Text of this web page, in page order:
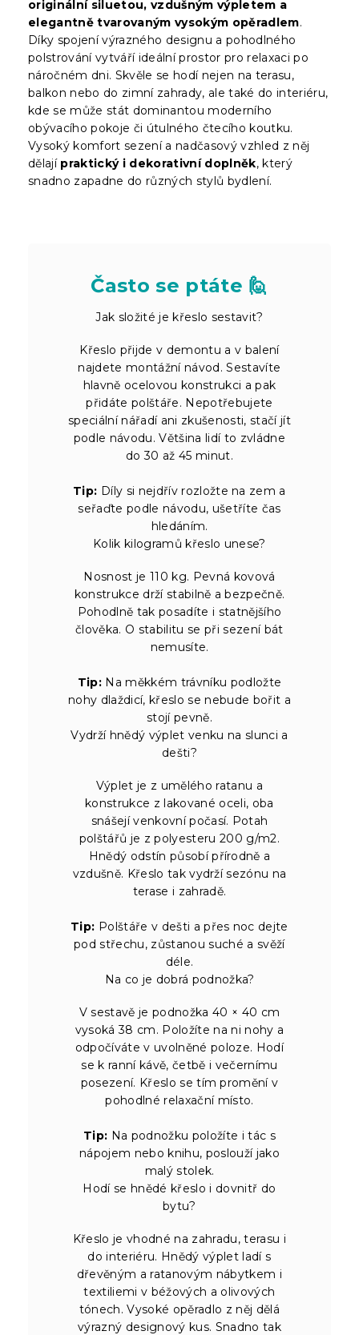
originální siluetou, vzdušným výpletem a
elegantně tvarovaným vysokým opěradlem.
Díky spojení výrazného designu a pohodlného
polstrování vytváří ideální prostor pro relaxaci po
náročném dni. Skvěle se hodí nejen na terasu,
balkon nebo do zimní zahrady, ale také do interiéru,
kde se může stát dominantou moderního
obývacího pokoje či útulného čtecího koutku.
Vysoký komfort sezení a nadčasový vzhled z něj
dělají praktický i dekorativní doplněk, který
snadno zapadne do různých stylů bydlení.
Často se ptáte 🙋
Jak složité je křeslo sestavit?
Křeslo přijde v demontu a v balení
najdete montážní návod. Sestavíte
hlavně ocelovou konstrukci a pak
přidáte polštáře. Nepotřebujete
speciální nářadí ani zkušenosti, stačí jít
podle návodu. Většina lidí to zvládne
do 30 až 45 minut.
Tip: Díly si nejdřív rozložte na zem a
seřaďte podle návodu, ušetříte čas
hledáním.
Kolik kilogramů křeslo unese?
Nosnost je 110 kg. Pevná kovová
konstrukce drží stabilně a bezpečně.
Pohodlně tak posadíte i statnějšího
člověka. O stabilitu se při sezení bát
nemusíte.
Tip: Na měkkém trávníku podložte
nohy dlaždicí, křeslo se nebude bořit a
stojí pevně.
Vydrží hnědý výplet venku na slunci a
dešti?
Výplet je z umělého ratanu a
konstrukce z lakované oceli, oba
snášejí venkovní počasí. Potah
polštářů je z polyesteru 200 g/m2.
Hnědý odstín působí přírodně a
vzdušně. Křeslo tak vydrží sezónu na
terase i zahradě.
Tip: Polštáře v dešti a přes noc dejte
pod střechu, zůstanou suché a svěží
déle.
Na co je dobrá podnožka?
V sestavě je podnožka 40 × 40 cm
vysoká 38 cm. Položíte na ni nohy a
odpočíváte v uvolněné poloze. Hodí
se k ranní kávě, četbě i večernímu
posezení. Křeslo se tím promění v
pohodlné relaxační místo.
Tip: Na podnožku položíte i tác s
nápojem nebo knihu, poslouží jako
malý stolek.
Hodí se hnědé křeslo i dovnitř do
bytu?
Křeslo je vhodné na zahradu, terasu i
do interiéru. Hnědý výplet ladí s
dřevěným a ratanovým nábytkem i
textiliemi v béžových a olivových
tónech. Vysoké opěradlo z něj dělá
výrazný designový kus. Snadno tak